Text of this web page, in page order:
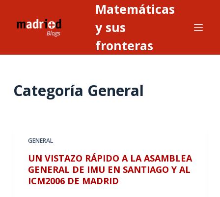
Matemáticas
y sus
fronteras
Categoría General
GENERAL
UN VISTAZO RÁPIDO A LA ASAMBLEA
GENERAL DE IMU EN SANTIAGO Y AL
ICM2006 DE MADRID